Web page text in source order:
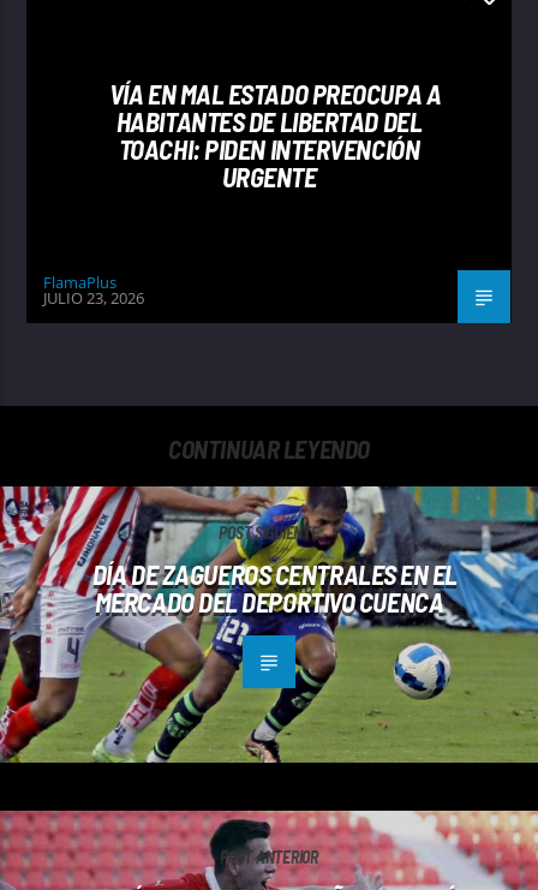
VÍA EN MAL ESTADO PREOCUPA A
HABITANTES DE LIBERTAD DEL
TOACHI: PIDEN INTERVENCIÓN
URGENTE
FlamaPlus
JULIO 23, 2026
CONTINUAR LEYENDO
POST SIGUIENTE
DÍA DE ZAGUEROS CENTRALES EN EL
MERCADO DEL DEPORTIVO CUENCA
POST ANTERIOR